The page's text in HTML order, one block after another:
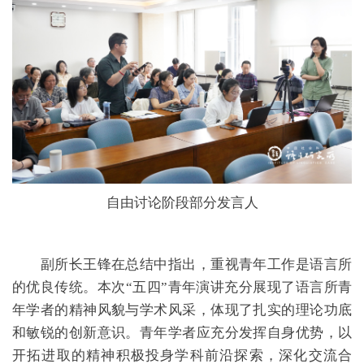
自由讨论阶段部分发言人
副所长王锋在总结中指出，重视青年工作是语言所
的优良传统。本次“五四”青年演讲充分展现了语言所青
年学者的精神风貌与学术风采，体现了扎实的理论功底
和敏锐的创新意识。青年学者应充分发挥自身优势，以
开拓进取的精神积极投身学科前沿探索，深化交流合